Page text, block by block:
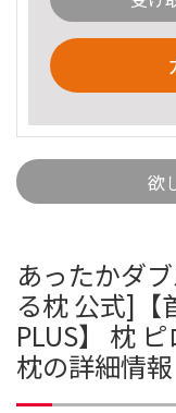
欲
あったかダ
る枕 公式]【
PLUS】 枕
枕の詳細情報